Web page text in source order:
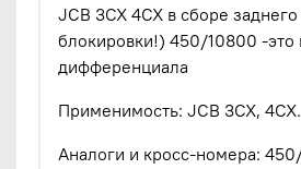
JCB 3CX 4CX в сборе
блокировки!) 450/10800 -это
дифференциала
Применимость: JCB 3CX, 4CX.
Аналоги и кросс-номера: